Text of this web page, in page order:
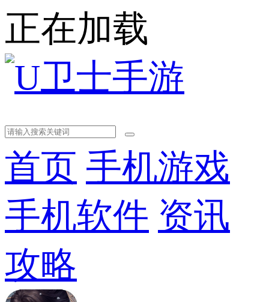
正在加载
首页 手机游戏
手机软件 资讯
攻略